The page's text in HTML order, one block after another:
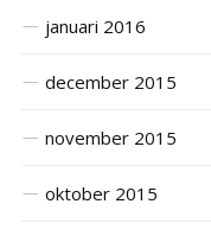
januari 2016
december 2015
november 2015
oktober 2015